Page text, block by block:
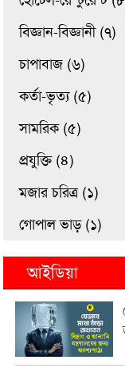
বিজ্ঞান-বিজ্ঞানী (৭)
চাপাবাজ (৬)
কর্তা-ভৃত্য (৫)
সামরিক (৫)
প্রযুক্তি (৪)
মজার চরিত্র (১)
গোপাল ভাড় (১)
আইডিয়া